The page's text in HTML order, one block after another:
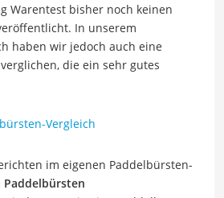
Warentest bisher noch keinen
In unserem
haben wir jedoch auch eine
die ein sehr gutes
Vergleich
im eigenen Paddelbürsten-
Paddelbürsten